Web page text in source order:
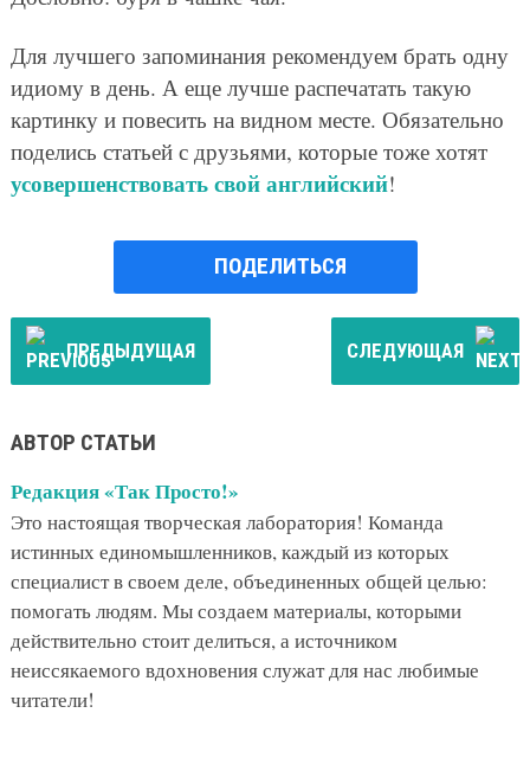
Для лучшего запоминания рекомендуем брать одну
идиому в день. А еще лучше распечатать такую
картинку и повесить на видном месте. Обязательно
поделись статьей с друзьями, которые тоже хотят
усовершенствовать свой английский!
ПОДЕЛИТЬСЯ
ПРЕДЫДУЩАЯ СЛЕДУЮЩАЯ
АВТОР СТАТЬИ
Редакция «Так Просто!»
Это настоящая творческая лаборатория! Команда
истинных единомышленников, каждый из которых
специалист в своем деле, объединенных общей целью:
помогать людям. Мы создаем материалы, которыми
действительно стоит делиться, а источником
неиссякаемого вдохновения служат для нас любимые
читатели!